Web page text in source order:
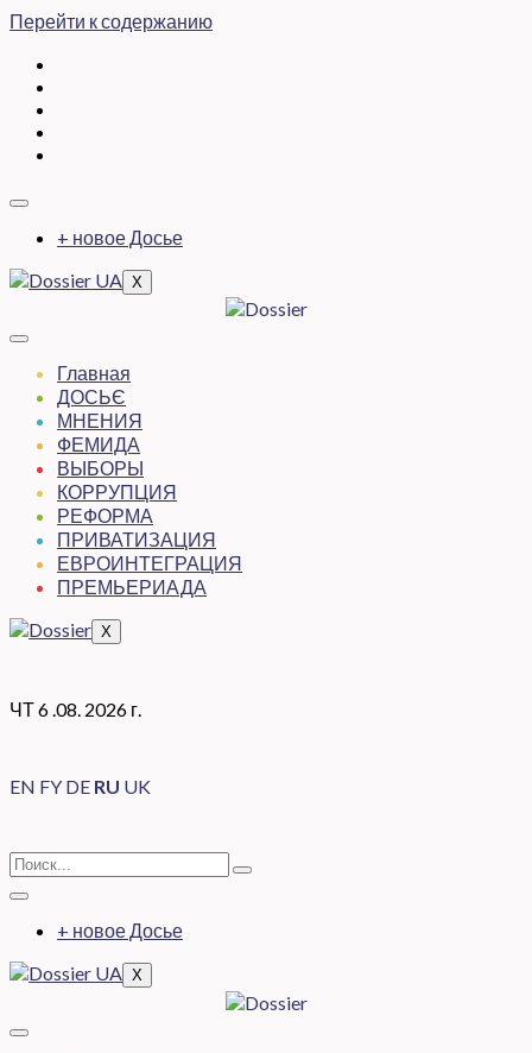
Перейти к содержанию
+ новое Досье
X
Главная
ДОСЬЄ
МНЕНИЯ
ФЕМИДА
ВЫБОРЫ
КОРРУПЦИЯ
РЕФОРМА
ПРИВАТИЗАЦИЯ
ЕВРОИНТЕГРАЦИЯ
ПРЕМЬЕРИАДА
X
ЧТ 6 .08. 2026 г.
EN FY DE RU UK
+ новое Досье
X